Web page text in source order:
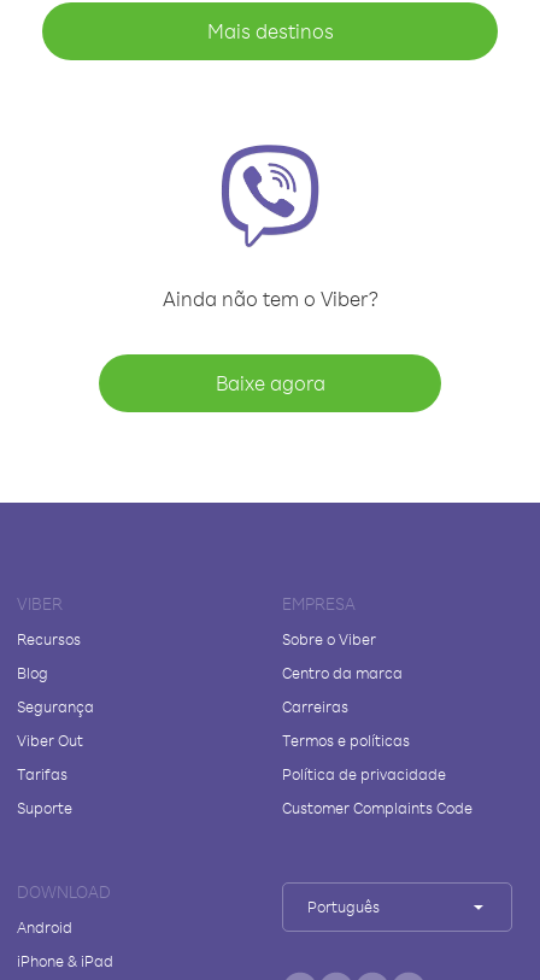
Mais destinos
Ainda não tem o Viber?
Baixe agora
VIBER
Recursos
Blog
Segurança
Viber Out
Tarifas
Suporte
EMPRESA
Sobre o Viber
Centro da marca
Carreiras
Termos e políticas
Política de privacidade
Customer Complaints Code
DOWNLOAD
Android
iPhone & iPad
Português